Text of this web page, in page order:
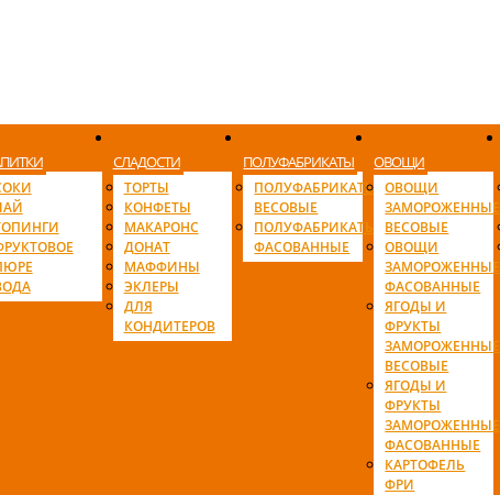
СЛАДОСТИ
ТОРТЫ
КОНФЕТЫ
МАКАРОНС
ДОНАТ
МАФФИНЫ
ЭКЛЕРЫ
ДЛЯ
КОНДИТЕРОВ
ПОЛУФАБРИКАТЫ
ПОЛУФАБРИКАТЫ
ВЕСОВЫЕ
ПОЛУФАБРИКАТЫ
ФАСОВАННЫЕ
ОВОЩИ
ОВОЩИ
ЗАМОРОЖЕННЫЕ
ВЕСОВЫЕ
ОВОЩИ
ЗАМОРОЖЕННЫЕ
ФАСОВАННЫЕ
ЯГОДЫ И
ФРУКТЫ
ЗАМОРОЖЕННЫЕ
ВЕСОВЫЕ
ЯГОДЫ И
ФРУКТЫ
ЗАМОРОЖЕННЫЕ
ФАСОВАННЫЕ
КАРТОФЕЛЬ
ФРИ